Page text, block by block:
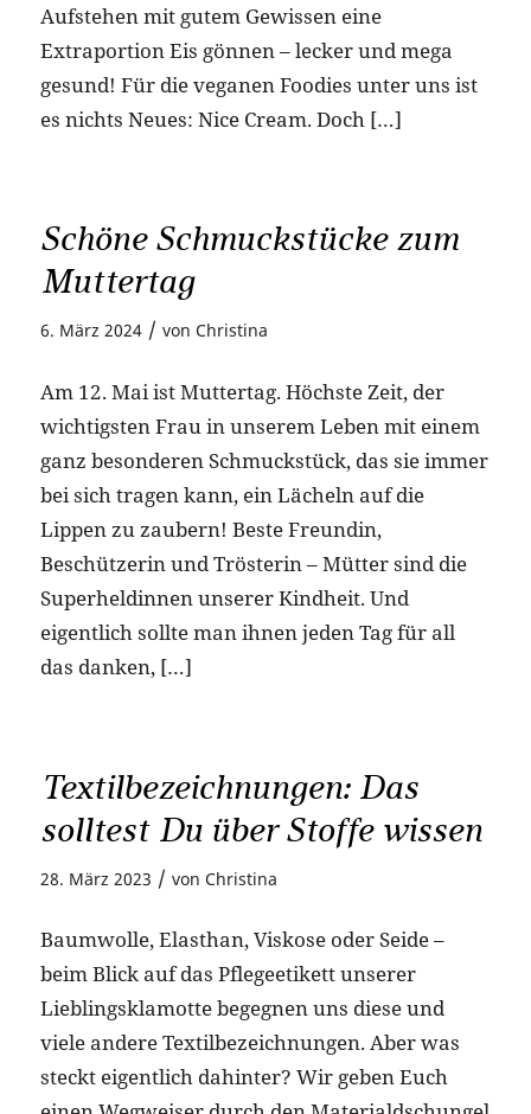
Aufstehen mit gutem Gewissen eine
Extraportion Eis gönnen – lecker und mega
gesund! Für die veganen Foodies unter uns ist
es nichts Neues: Nice Cream. Doch […]
Schöne Schmuckstücke zum
Muttertag
6. März 2024 / von Christina
Am 12. Mai ist Muttertag. Höchste Zeit, der
wichtigsten Frau in unserem Leben mit einem
ganz besonderen Schmuckstück, das sie immer
bei sich tragen kann, ein Lächeln auf die
Lippen zu zaubern! Beste Freundin,
Beschützerin und Trösterin – Mütter sind die
Superheldinnen unserer Kindheit. Und
eigentlich sollte man ihnen jeden Tag für all
das danken, […]
Textilbezeichnungen: Das
solltest Du über Stoffe wissen
28. März 2023 / von Christina
Baumwolle, Elasthan, Viskose oder Seide –
beim Blick auf das Pflegeetikett unserer
Lieblingsklamotte begegnen uns diese und
viele andere Textilbezeichnungen. Aber was
steckt eigentlich dahinter? Wir geben Euch